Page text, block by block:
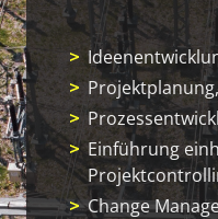
Einführung
Change